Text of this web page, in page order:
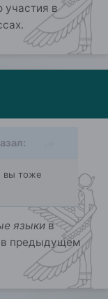
участия в
вы тоже
языкив
предыдущем